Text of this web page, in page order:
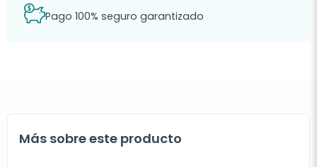
Pago 100% seguro garantizado
Más sobre este producto